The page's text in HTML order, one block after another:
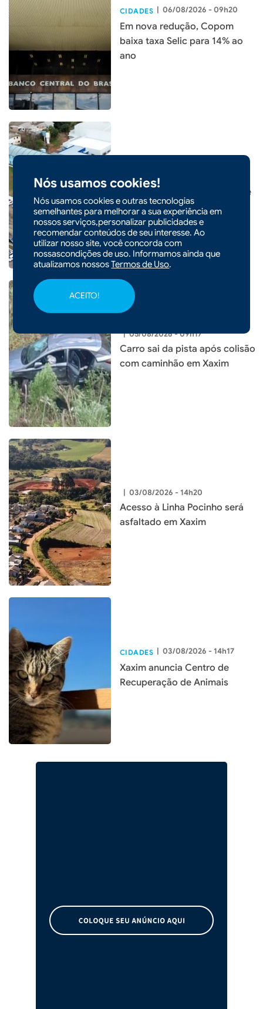
Nós usamos cookies!
Nós usamos cookies e outras tecnologias
semelhantes para melhorar a sua experiência em
nossos serviços,personalizar publicidades e
recomendar conteúdos de seu interesse. Ao
utilizar nosso site, você concorda com
nossascondições de uso. Informamos ainda que
atualizamos nossosTermos de Uso.
ACEITO!
CIDADES | 06/08/2026 - 09h20
Em nova redução, Copom
baixa taxa Selic para 14% ao
ano
Prefeitura de Xaxim inaugura
nova Escola Santa Terezinha e
entrega o maior investimento
em educação da história do
município
| 05/08/2026 - 09h17
Carro sai da pista após colisão
com caminhão em Xaxim
03/08/2026 - 14h20
Acesso à Linha Pocinho será
asfaltado em Xaxim
CIDADES 03/08/2026 - 14h17
Xaxim anuncia Centro de
Recuperação de Animais